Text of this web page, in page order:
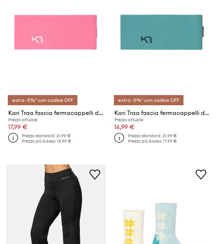
extra -5%* con codice OFF
Kari Traa fascia fermacappelli da donna
Prezzo attuale:
17,99 €
Prezzo standard:21,99 €
Prezzo più basso:18,99 €
extra -5%* con codice OFF
Kari Traa fascia fermacappelli da donna
Prezzo attuale:
16,99 €
Prezzo standard:21,99 €
Prezzo più basso:17,99 €